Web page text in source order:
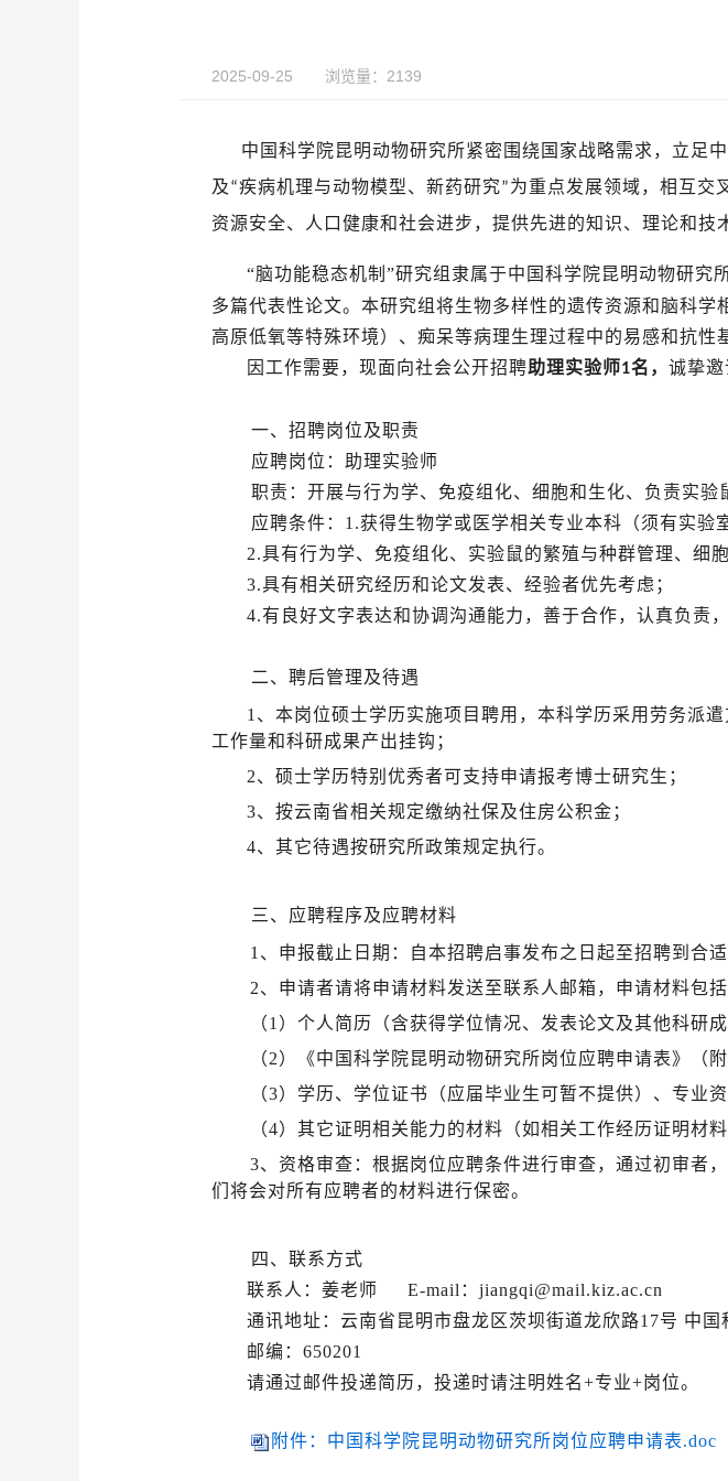
2025-09-25 浏览量：2139
中国科学院昆明动物研究所紧密围绕国家战略需求，立足
及“疾病机理与动物模型、新药研究”为重点发展领域，相互交
资源安全、人口健康和社会进步，提供先进的知识、理论和技
“脑功能稳态机制”研究组隶属于中国科学院昆明动物研究
多篇代表性论文。本研究组将生物多样性的遗传资源和脑科
高原低氧等特殊环境）、痴呆等病理生理过程中的易感和抗
因工作需要，现面向社会公开招聘助理实验师1名， 诚挚邀
一、 招聘岗位及职责
应聘岗位： 助理实验师
职责：开展与行为学、免疫组化、细胞和生化、 负责实验
应聘条件： 1.获得生物学或医学相关专业本科（须有实验
2.具有行为学、免疫组化、 实验鼠的繁殖与种群管理、 细
3.具有相关研究经历和论文发表、经验者优先考虑；
4.有良好文字表达和协调沟通能力，善于合作，认真负责
二、聘后管理及待遇
1、本岗位硕士学历实施项目聘用，本科学历采用劳务派
工作量和科研成果产出挂钩；
2、硕士学历特别优秀者可支持申请报考博士研究生；
3、按云南省相关规定缴纳社保及住房公积金；
4、其它待遇按研究所政策规定执行。
三、应聘程序及应聘材料
1、申报截止日期：自本招聘启事发布之日起至招聘到合适
2、申请者请将申请材料发送至联系人邮箱，申请材料包
（1）个人简历（含获得学位情况、发表论文及其他科研
（2）《中国科学院昆明动物研究所岗位应聘申请表》（
（3）学历、学位证书（应届毕业生可暂不提供）、专业
（4）其它证明相关能力的材料（如相关工作经历证明材
3、资格审查：根据岗位应聘条件进行审查，通过初审者
们将会对所有应聘者的材料进行保密。
四、联系方式
联系人： 姜老师 E-mail ： jiangqi@mail.kiz.ac.cn
通讯地址：云南省昆明市盘龙区茨坝街道龙欣路17号 中国
邮编： 650201
请通过邮件投递简历，投递时请注明姓名+专业+岗位。
附件：中国科学院昆明动物研究所岗位应聘申请表.doc